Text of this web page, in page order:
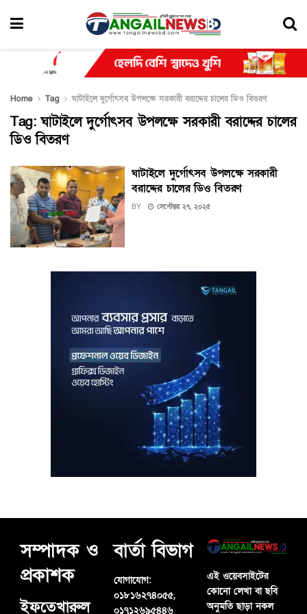
Home Tag ঘাটাইলে দুর্গোৎসব উপলক্ষে সরকারী বরাদ্দের চালের ডিও বিতরণ
Tag:ঘাটাইলে দুর্গোৎসব উপলক্ষে সরকারী বরাদ্দের চালের
ডিও বিতরণ
ঘাটাইলে দুর্গোৎসব উপলক্ষে সরকারী
বরাদ্দের চালের ডিও বিতরণ
BY সেপ্টেম্বর ২৭, ২০২৫
সম্পাদক ও
প্রকাশক
ইফতেখারুল
বার্তা বিভাগ
যোগাযোগ:
০১৮১৬২৭৪০৫৫,
০১৭১২৬৯৫৪৪৬
এই ওয়েবসাইটের
কোনো লেখা বা ছবি
অনুমতি ছাড়া নকল